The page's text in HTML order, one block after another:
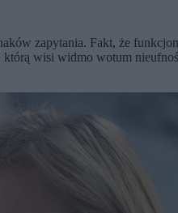
zapytania. Fakt, że
wisi widmo wotum